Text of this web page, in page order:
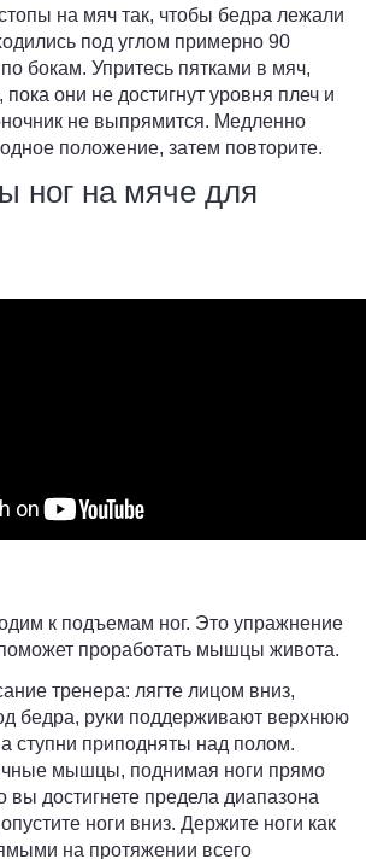
на мяч так, чтобы бедра лежали
под углом примерно 90
бокам. Упритесь пятками в мяч,
они не достигнут уровня плеч и
не выпрямится. Медленно
положение, затем повторите.
ног на мяче для
к подъемам ног. Это упражнение
поможет проработать мышцы живота.
тренера: лягте лицом вниз,
бедра, руки поддерживают верхнюю
ступни приподняты над полом.
мышцы, поднимая ноги прямо
вы достигнете предела диапазона
ноги вниз. Держите ноги как
на протяжении всего